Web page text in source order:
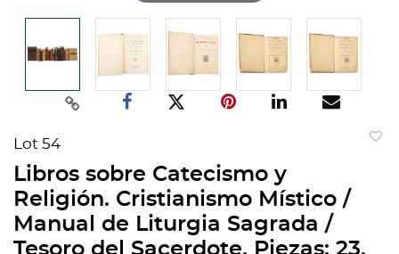
Lot 54
Libros sobre Catecismo y
Religión. Cristianismo Místico /
Manual de Liturgia Sagrada /